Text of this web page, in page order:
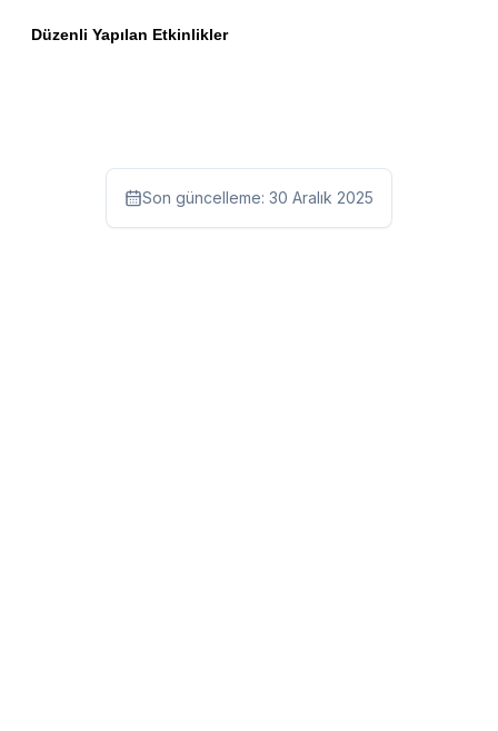
Düzenli Yapılan Etkinlikler
Son güncelleme: 30 Aralık 2025